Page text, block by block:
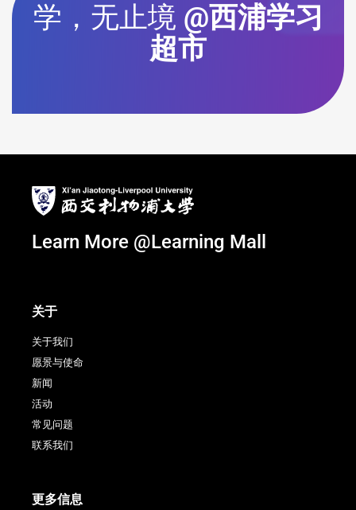
学，无止境 @西浦学习
超市
Learn More @Learning Mall
关于
关于我们
愿景与使命
新闻
活动
常见问题
联系我们
更多信息